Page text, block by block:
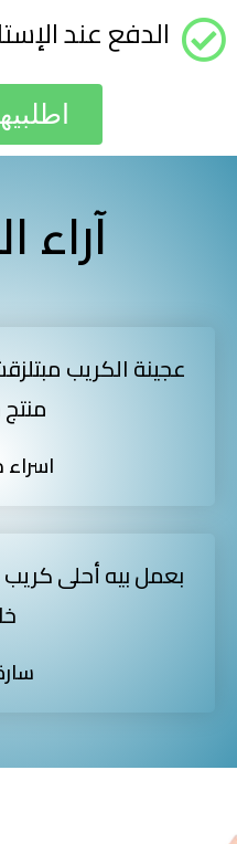
الدفع عند
آراء
عجينة الكريب
بعمل بيه أحلى